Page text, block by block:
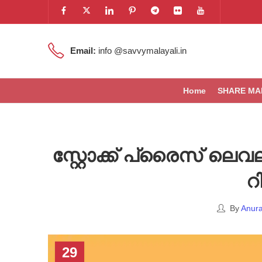
Email: info @savvymalayali.in
Home SHARE
സ്റ്റോക്ക് പ്രൈസ്
By
29